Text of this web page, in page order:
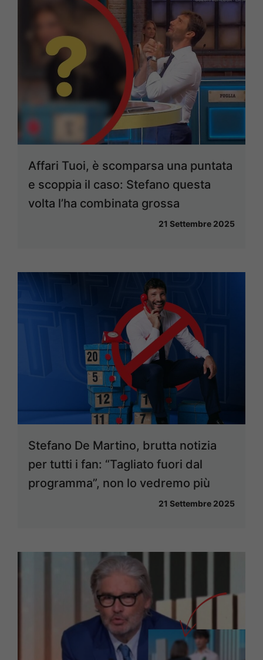
Affari Tuoi, è scomparsa una puntata
e scoppia il caso: Stefano questa
volta l’ha combinata grossa
21 Settembre 2025
Stefano De Martino, brutta notizia
per tutti i fan: “Tagliato fuori dal
programma”, non lo vedremo più
21 Settembre 2025